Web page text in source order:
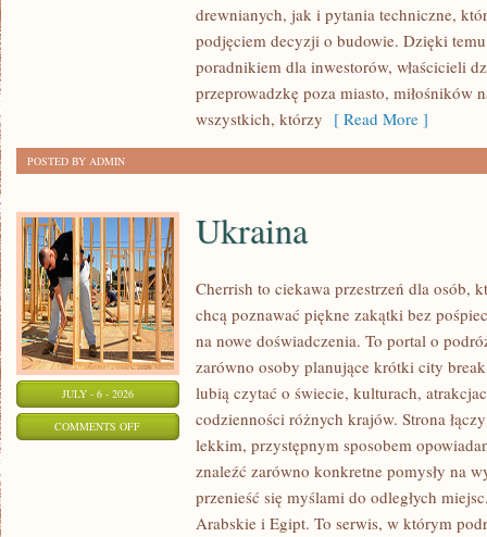
FINANSOWANIE
drewnianych, jak i pytania techniczne,
podjęciem decyzji o budowie. Dzięki
poradnikiem dla inwestorów, właścicieli
przeprowadzkę poza miasto, miłośników
wszystkich, którzy [ Read More ]
POSTED BY ADMIN
JULY - 6 - 2026
COMMENTS OFFON
Ukraina
Cherrish to ciekawa przestrzeń dla osób,
chcą poznawać piękne zakątki bez
na nowe doświadczenia. To portal o
zarówno osoby planujące krótki city
lubią czytać o świecie, kulturach,
codzienności różnych krajów. Strona
lekkim, przystępnym sposobem
znaleźć zarówno konkretne pomysły na
przenieść się myślami do odległych
Arabskie i Egipt. To serwis, w którym